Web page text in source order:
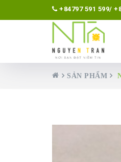
+84797 591 599/
SẢN PHẨM